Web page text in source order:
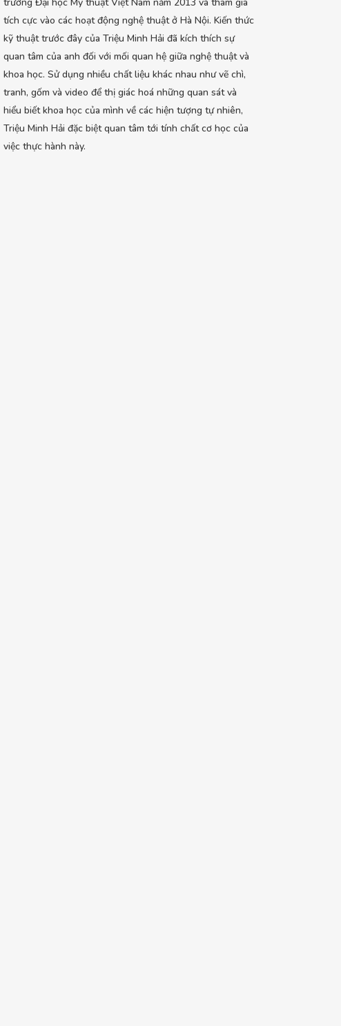
tích cực vào các hoạt động nghệ thuật ở Hà Nội. Kiến thức
kỹ thuật trước đây của Triệu Minh Hải đã kích thích sự
quan tâm của anh đối với mối quan hệ giữa nghệ thuật và
khoa học. Sử dụng nhiều chất liệu khác nhau như vẽ chì,
tranh, gốm và video để thị giác hoá những quan sát và
hiểu biết khoa học của mình về các hiện tượng tự nhiên,
Triệu Minh Hải đặc biệt quan tâm tới tính chất cơ học của
việc thực hành này.